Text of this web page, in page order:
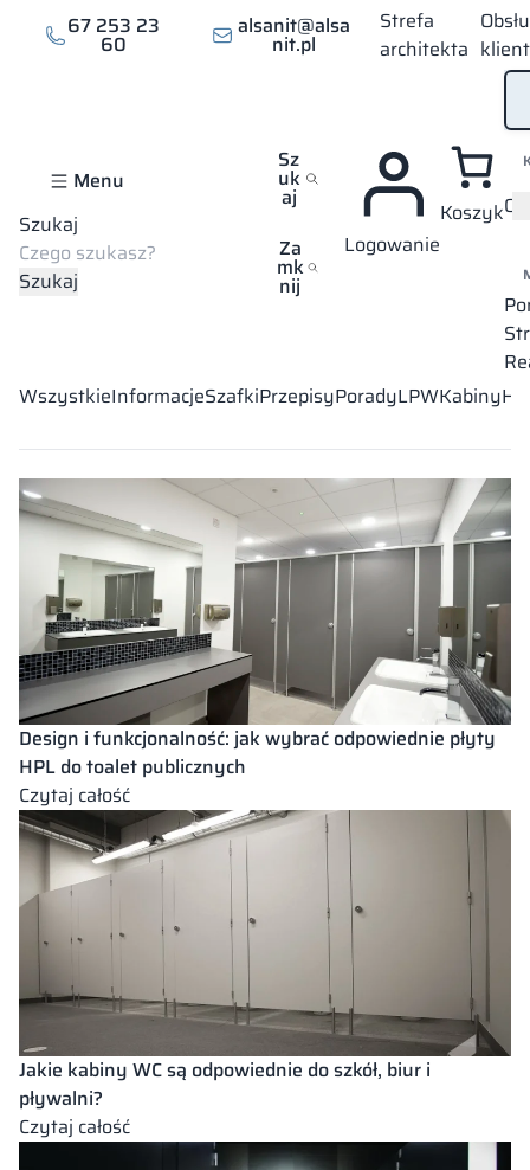
67 253 23
60
alsanit@alsa
nit.pl
Strefa
architekta
Menu
Szukaj
Szukaj
Sz
uk
aj
Za
mk
nij
Logowanie
Koszyk
Strona główna News
Kabiny
WszystkieInformacjeSzafkiPrzepisyPoradyLPWKabiny
Design i funkcjonalność: jak wybrać odpowiednie płyty
HPL do toalet publicznych
Czytaj całość:
Design
i
funkcjonalność:
wybrać
płyty
HPL
do
toalet
Jakie kabiny WC są odpowiednie do szkół, biur i
pływalni?
Czytaj całość:
Jakie